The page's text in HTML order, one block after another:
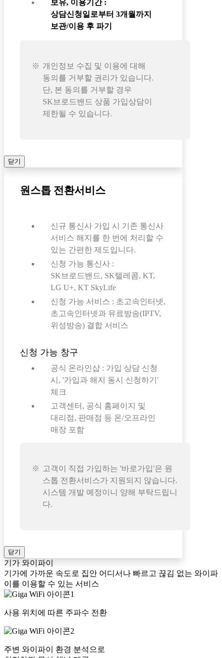
보유, 이용기간 :
상담신청일로부터 3개월까지
보관/이용 후 파기
개인정보 수집 및 이용에 대해
동의를 거부할 권리가 있습니다.
단, 본 동의를 거부할 경우
SK브로드밴드 상품 가입상담이
제한될 수 있습니다.
닫기
원스톱 전환서비스
신규 통신사 가입 시 기존 통신사
서비스 해지를 한 번에 처리할 수
있는 간편한 제도입니다.
신청 가능 통신사 :
SK브로드밴드, SK텔레콤, KT,
LG U+, KT SkyLife
신청 가능 서비스 : 초고속인터넷,
초고속인터넷과 유료방송(IPTV,
위성방송) 결합 서비스
신청 가능 창구
공식 온라인샵 : 가입 상담 신청
시, '가입과 해지 동시 신청하기'
체크
고객센터, 공식 홈페이지 및
대리점, 판매점 등 온/오프라인
매장 포함
고객이 직접 가입하는 '바로가입'은 원
스톱 전환서비스가 지원되지 않습니다.
시스템 개발 예정이니 양해 부탁드립니
다.
닫기
기가 와이파이
기가에 가까운 속도로 집안 어디서나 빠르고 끊김 없는 와이파
이를 이용할 수 있는 서비스
사용 위치에 따른 주파수 전환
주변 와이파이 환경 분석으로